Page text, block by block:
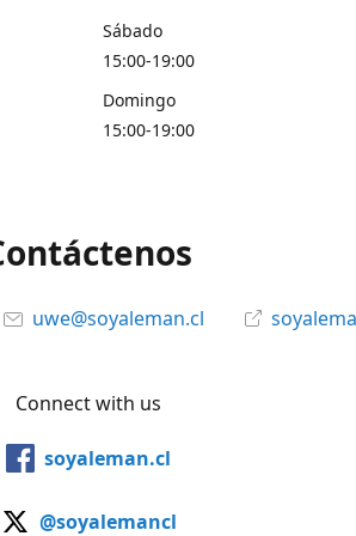
Sábado
15:00-19:00
Domingo
15:00-19:00
uwe@soyaleman.cl
Connect with us
soyaleman.cl
@soyalemancl